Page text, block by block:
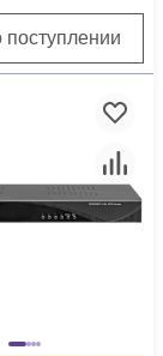
поступлении